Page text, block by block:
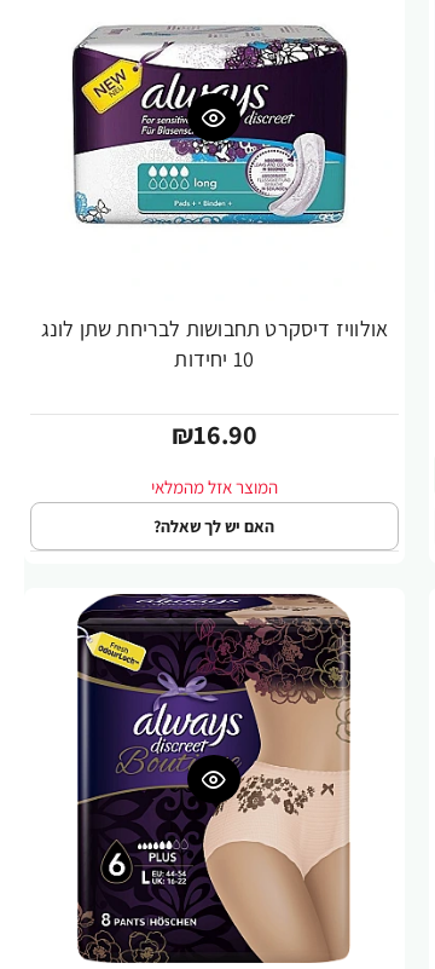
אולוויז דיסקרט תחבושות לבריחת שתן לונג
10 יחידות
₪16.90
האם יש לך שאלה?